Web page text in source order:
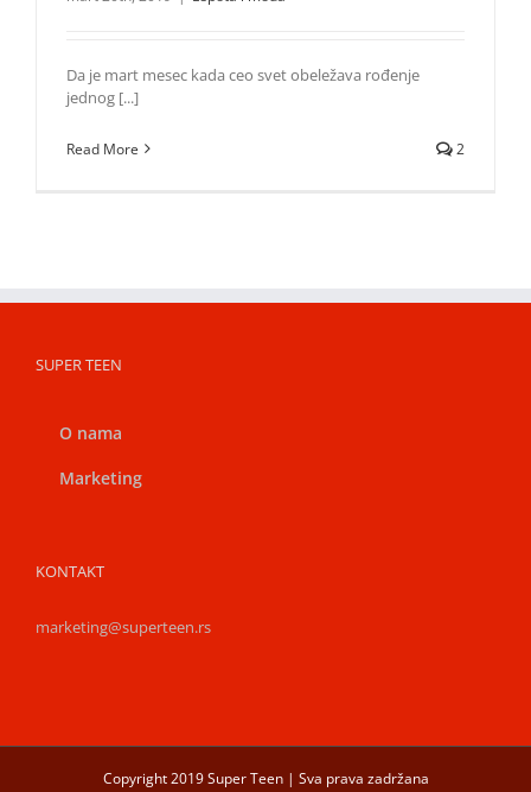
Da je mart mesec kada ceo svet obeležava rođenje
jednog [...]
Read More 2
SUPER TEEN
O nama
Marketing
KONTAKT
marketing@superteen.rs
Copyright 2019 Super Teen | Sva prava zadržana